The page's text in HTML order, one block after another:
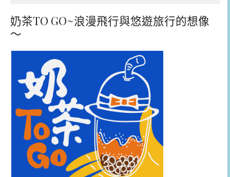
奶茶TO GO~浪漫飛行與悠遊旅行的想像
～